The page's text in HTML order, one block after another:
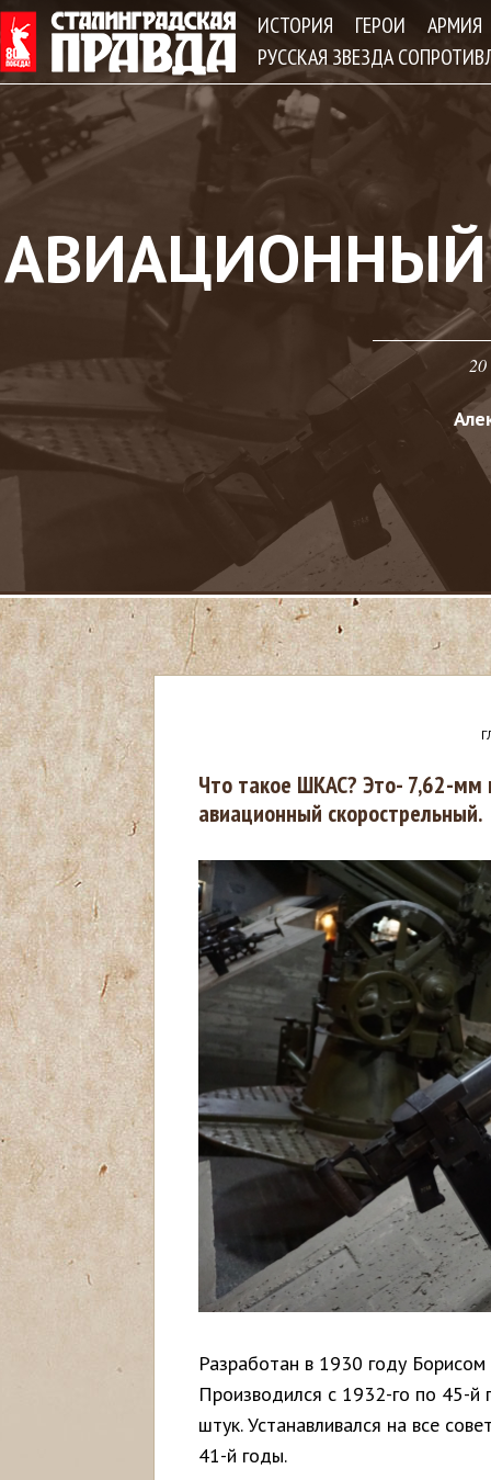
ИСТОРИЯ ГЕРОИ
АРМИЯ
РУССКАЯ ЗВЕЗДА
В
ы
з
д
е
с
ь
Что такое ШКАС? Это- 7,62-мм
авиационный скорострельный.
Разработан в 1930 году
Производился с 1932-го по 45-
штук. Устанавливался на все
41-й годы.